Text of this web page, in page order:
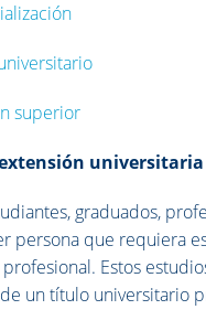
superior
universitaria
graduados,
persona que requiera
Estos
un título universitario